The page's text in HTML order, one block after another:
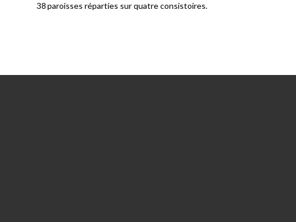
38 paroisses réparties sur quatre consistoires.